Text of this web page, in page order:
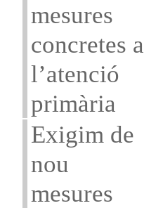
mesures
concretes a
l’atenció
primària
Exigim de
nou
mesures